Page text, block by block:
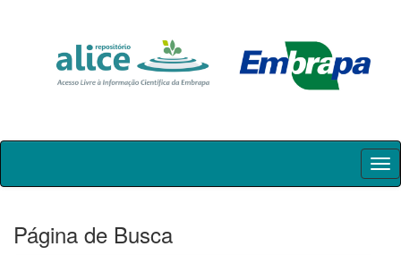
Skip
Página de Busca